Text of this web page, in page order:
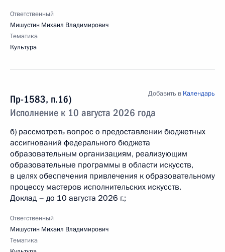
Ответственный
Мишустин Михаил Владимирович
Тематика
Культура
Пр-1583, п.1б)
Исполнение к 10 августа 2026 года
Добавить в Календарь
б) рассмотреть вопрос о предоставлении бюджетных
ассигнований федерального бюджета
образовательным организациям, реализующим
образовательные программы в области искусств,
в целях обеспечения привлечения к образовательному
процессу мастеров исполнительских искусств.
Доклад – до 10 августа 2026 г.;
Ответственный
Мишустин Михаил Владимирович
Тематика